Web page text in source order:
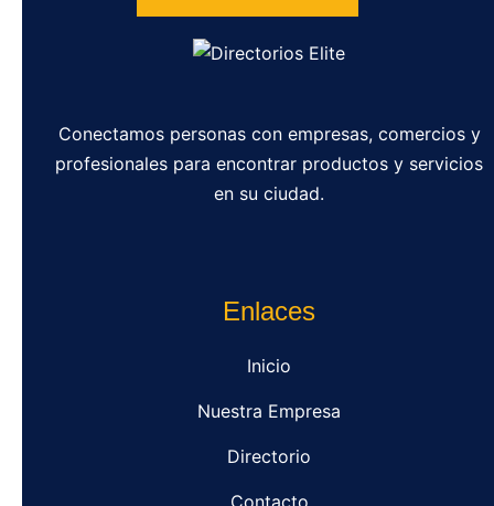
Conectamos personas con empresas, comercios y
profesionales para encontrar productos y servicios
en su ciudad.
Enlaces
Inicio
Nuestra Empresa
Directorio